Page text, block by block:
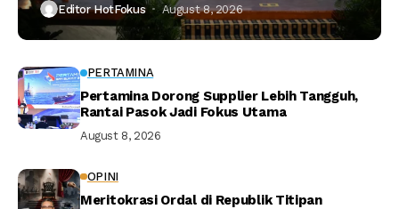
Editor HotFokus August 8, 2026
PERTAMINA
Pertamina Dorong Supplier Lebih Tangguh,
Rantai Pasok Jadi Fokus Utama
August 8, 2026
OPINI
Meritokrasi Ordal di Republik Titipan